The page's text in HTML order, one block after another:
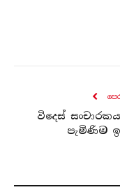
විදෙස්
පැමිණිම